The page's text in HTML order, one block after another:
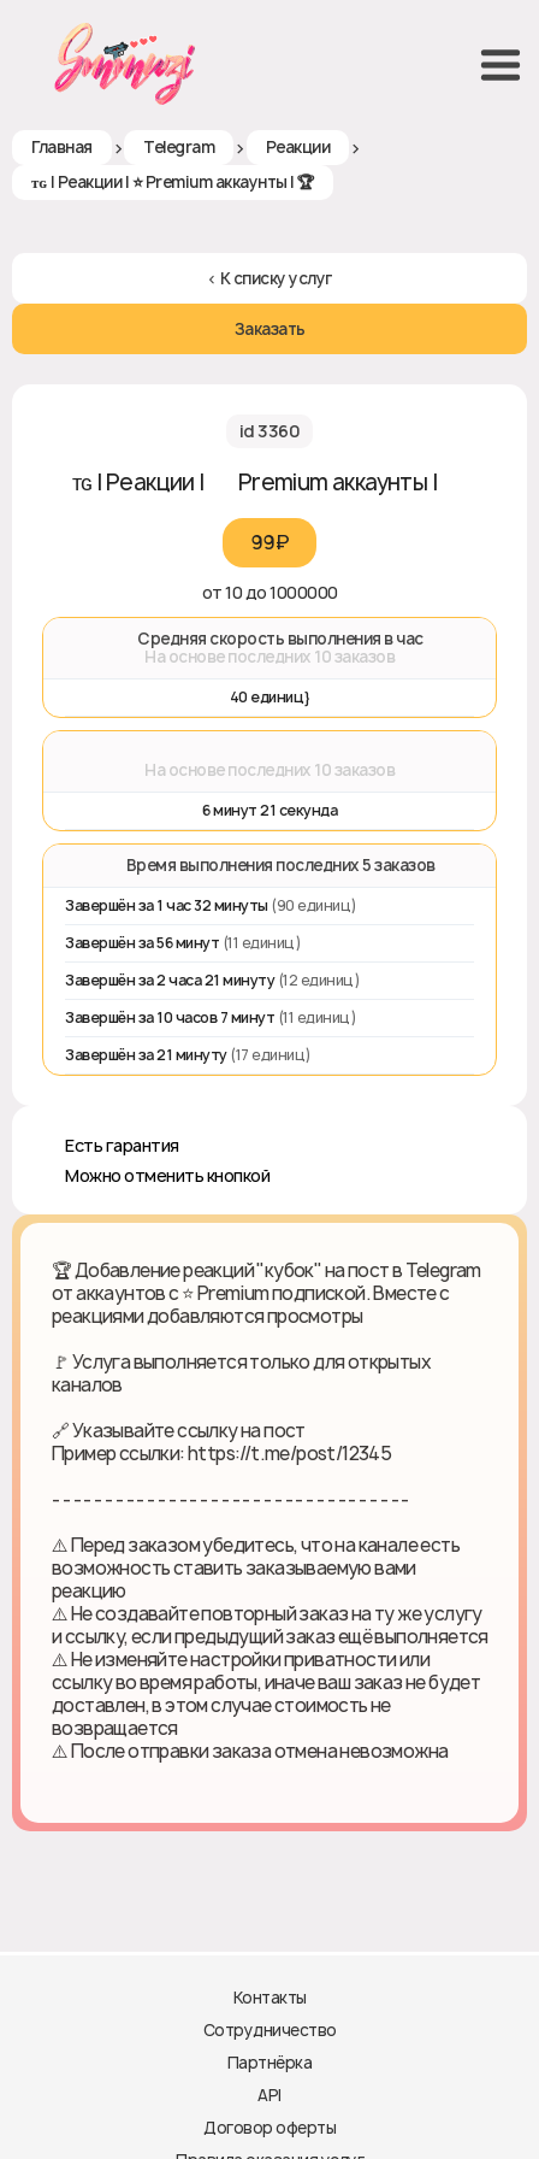
Главная > Telegram > Реакции >
ᴛɢ | Реакции | ⭐️ Premium аккаунты | 🏆
< К списку услуг
Заказать
id 3360
ᴛɢ | Реакции | ⭐️ Premium аккаунты | 🏆
99₽‎
от 10 до 1000000
🚀 Средняя скорость выполнения в час
На основе последних 10 заказов
40 единиц}
На основе последних 10 заказов
6 минут 21 секунда
⏱️ Время выполнения последних 5 заказов
Завершён за 1 час 32 минуты (90 единиц)
Завершён за 56 минут (11 единиц)
Завершён за 2 часа 21 минуту(12 единиц)
Завершён за 10 часов 7 минут (11 единиц)
Завершён за 21 минуту(17 единиц)
♻️ Есть гарантия
❎ Можно отменить кнопкой
🏆 Добавление реакций "кубок" на пост в Telegram
от аккаунтов с ⭐️ Premium подпиской. Вместе с
реакциями добавляются просмотры
🚩 Услуга выполняется только для открытых
каналов
🔗 Указывайте ссылку на пост
Пример ссылки: https://t.me/post/12345
- - - - - - - - - - - - - - - - - - - - - - - - - - - - - - - - - -
⚠️ Перед заказом убедитесь, что на канале есть
возможность ставить заказываемую вами
реакцию
⚠️ Не создавайте повторный заказ на ту же услугу
и ссылку, если предыдущий заказ ещё выполняется
⚠️ Не изменяйте настройки приватности или
ссылку во время работы, иначе ваш заказ не будет
доставлен, в этом случае стоимость не
возвращается
⚠️ После отправки заказа отмена невозможна
Контакты
Сотрудничество
Партнёрка
API
Договор оферты